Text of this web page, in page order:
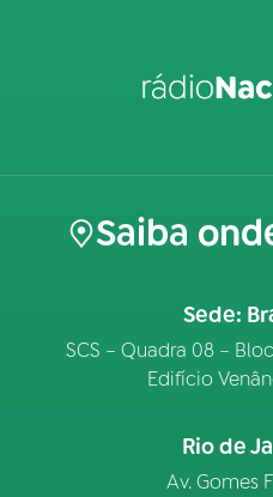
Saiba
Sede:
SCS – Quadra 08 –
Edifício
Rio de
Av. Gomes